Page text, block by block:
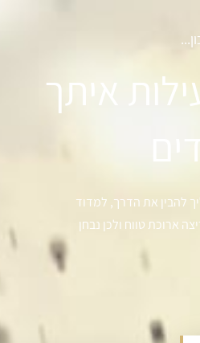
איתך
להבין את הדרך, למדוד
ארוכת טווח ולכן נבחן